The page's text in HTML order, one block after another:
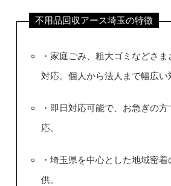
不用品回収アース埼玉の特徴
・家庭ごみ、粗大ゴミなどさ
対応。個人から法人まで幅広い
・即日対応可能で、お急ぎの
応。
・埼玉県を中心とした地域密
供。